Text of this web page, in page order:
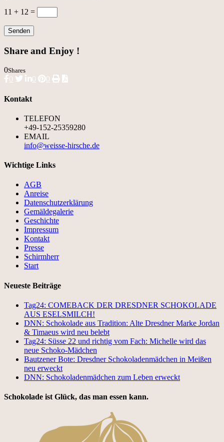
11 + 12 =
Senden
Share and Enjoy !
0Shares
0 0 0
Kontakt
TELEFON
+49-152-25359280
EMAIL
info@weisse-hirsche.de
Wichtige Links
AGB
Anreise
Datenschutzerklärung
Gemäldegalerie
Geschichte
Impressum
Kontakt
Presse
Schirmherr
Start
Neueste Beiträge
Tag24: COMEBACK DER DRESDNER SCHOKOLADE
AUS ESELSMILCH!
DNN: Schokolade aus Tradition: Alte Dresdner Marke Jordan
& Timaeus wird neu belebt
Tag24: Süsse 22 und richtig vom Fach: Michelle wird das
neue Schoko-Mädchen
Bautzener Bote: Dresdner Schokoladenmädchen in Meißen
neu erweckt
DNN: Schokoladenmädchen zum Leben erweckt
Schokolade ist Glück, das man essen kann.